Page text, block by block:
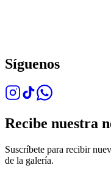
Síguenos
Recibe nuestra
Suscríbete para recibir
de la galería.